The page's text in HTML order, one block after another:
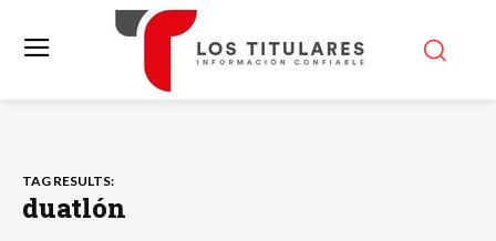
TAG RESULTS:
duatlón